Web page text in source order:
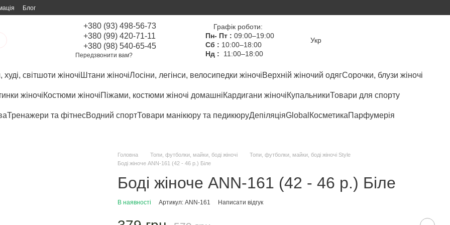
Блог
+380 (93) 498-56-73
+380 (99) 420-71-11
+380 (98) 540-65-45
Передзвонити вам?
Графік роботи:
Пн- Пт : 09:00–19:00
Сб : 10:00–18:00
Нд :
11:00–18:00
Укр
худі, світшоти жіночі Штани жіночіЛосіни, легінси, велосипедки жіночіВерхній жіночий одягСорочки, блузи жіночі
жіночіКостюми жіночіПіжами, костюми жіночі домашніКардигани жіночіКупальникиТовари для спорту
Тренажери та фітнесВодний спортТовари манікюру та педикюруДепіляціяGlobal КосметикаПарфумерія
Головна Топи, футболки, майки, боді жіночі
Топи, футболки, майки, боді жіночі Style
Боді жіноче ANN-161 (42 - 46 р.) Біле
Боді жіноче ANN-161 (42 - 46 р.) Біле
В наявності Артикул: ANN-161 Написати відгук